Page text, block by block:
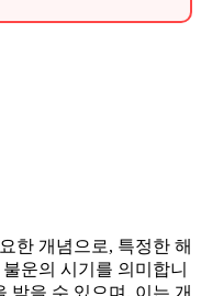
한 개념으로, 특정한 해
운의 시기를 의미합니
받을 수 있으며, 이는 개